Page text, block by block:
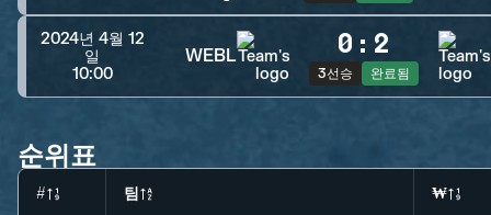
2024년 4월 12
일
10:00
WEBL 0 : 2
3선승 완료됨
순위표
# 팀 ₩